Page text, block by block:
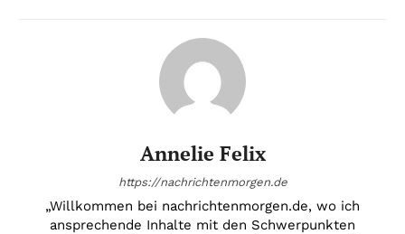
Annelie Felix
https://nachrichtenmorgen.de
„Willkommen bei nachrichtenmorgen.de, wo ich
ansprechende Inhalte mit den Schwerpunkten